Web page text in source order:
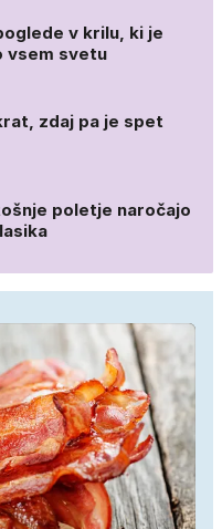
v krilu, ki je
vsem svetu
zdaj pa je spet
poletje naročajo